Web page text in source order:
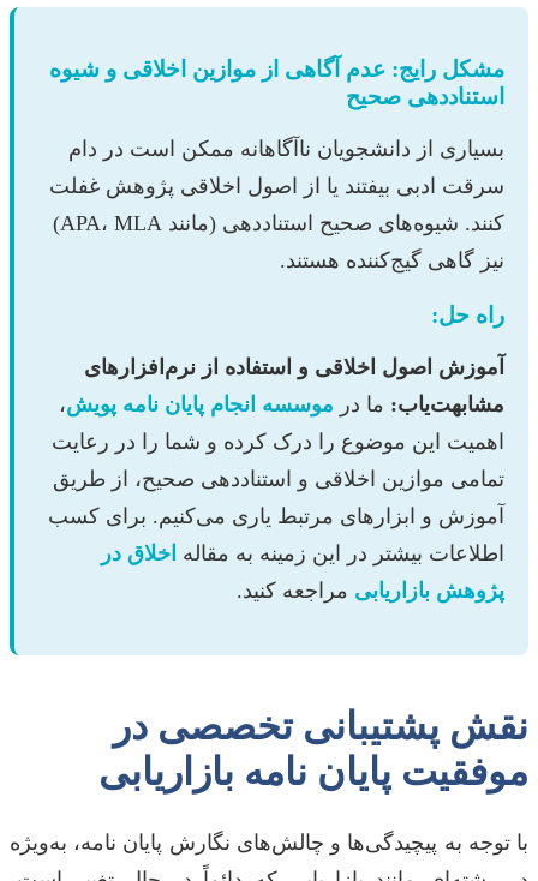
مشکل رایج: عدم آگاهی از موازین اخلاقی و شیوه
استناددهی صحیح
بسیاری از دانشجویان ناآگاهانه ممکن است در دام
سرقت ادبی بیفتند یا از اصول اخلاقی پژوهش غفلت
کنند. شیوه‌های صحیح استناددهی (مانند APA، MLA)
نیز گاهی گیج‌کننده هستند.
راه حل:
آموزش اصول اخلاقی و استفاده از نرم‌افزارهای
مشابهت‌یاب: ما در موسسه انجام پایان نامه پویش،
اهمیت این موضوع را درک کرده و شما را در رعایت
تمامی موازین اخلاقی و استناددهی صحیح، از طریق
آموزش و ابزارهای مرتبط یاری می‌کنیم. برای کسب
اطلاعات بیشتر در این زمینه به مقاله اخلاق در
پژوهش بازاریابی مراجعه کنید.
نقش پشتیبانی تخصصی در
موفقیت پایان نامه بازاریابی
با توجه به پیچیدگی‌ها و چالش‌های نگارش پایان نامه، به‌ویژه